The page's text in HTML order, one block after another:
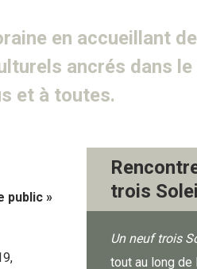
en accueillant
ancrés dans
et à toutes.
public »
trois
Un neuf trois
tout au long de